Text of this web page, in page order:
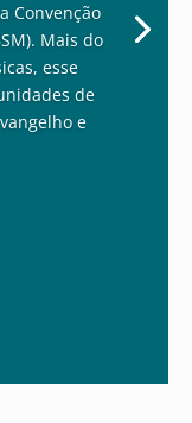
Convenção
Mais do
esse
de
e